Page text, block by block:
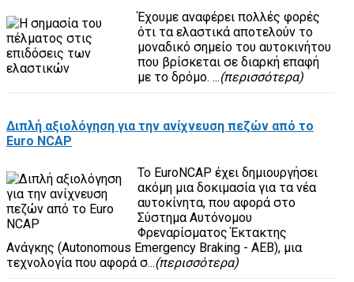
Έχουμε αναφέρει πολλές φορές
ότι τα ελαστικά αποτελούν το
μοναδικό σημείο του αυτοκινήτου
που βρίσκεται σε διαρκή επαφή
με το δρόμο. ...(περισσότερα)
Διπλή αξιολόγηση για την ανίχνευση πεζών από το
Euro NCAP
Το EuroNCAP έχει δημιουργήσει
ακόμη μια δοκιμασία για τα νέα
αυτοκίνητα, που αφορά στο
Σύστημα Αυτόνομου
Φρεναρίσματος Έκτακτης
Ανάγκης (Autonomous Emergency Braking - AEB), μια
τεχνολογία που αφορά σ...(περισσότερα)